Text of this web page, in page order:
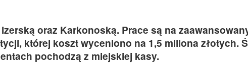
oraz Karkonoską. Prace są na
której koszt wyceniono na 1,5 miliona złotych.
pochodzą z miejskiej kasy.